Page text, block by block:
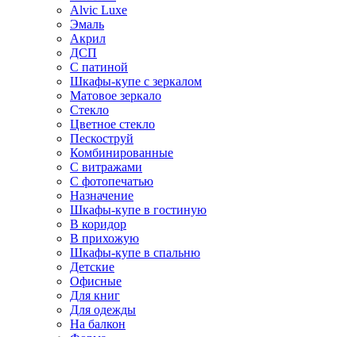
Alvic Luxe
Эмаль
Акрил
ДСП
С патиной
Шкафы-купе с зеркалом
Матовое зеркало
Стекло
Цветное стекло
Пескоструй
Комбинированные
С витражами
С фотопечатью
Назначение
Шкафы-купе в гостиную
В коридор
В прихожую
Шкафы-купе в спальню
Детские
Офисные
Для книг
Для одежды
На балкон